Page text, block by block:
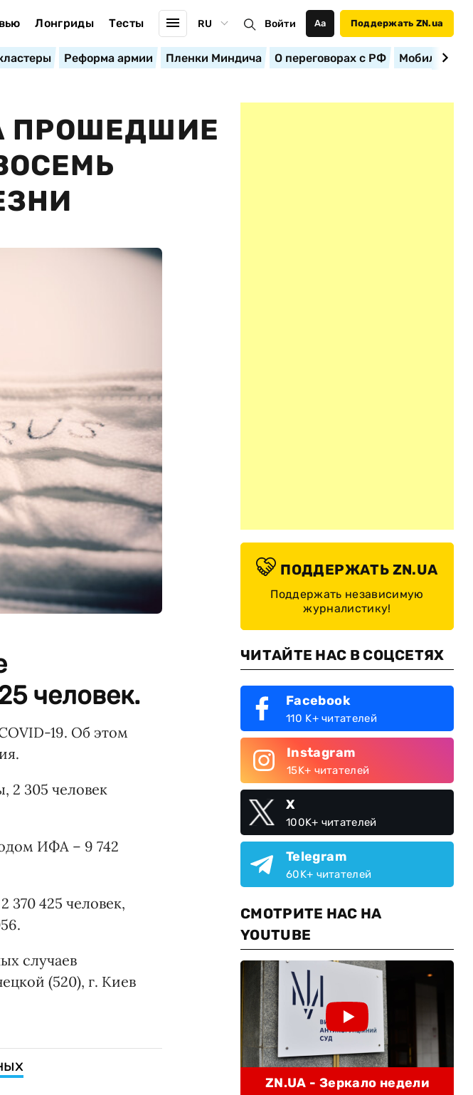
Лонгриды Тесты RU Войти Аа Поддержать ZN.ua
Реформа армии Пленки Миндича О переговорах с РФ
ПРОШЕДШИЕ
человек.
19. Об этом
2 305 человек
ИФА – 9 742
370 425 человек,
случаев
(520), г. Киев
ПОДДЕРЖАТЬ ZN.UA
Поддержать независимую
журналистику!
ЧИТАЙТЕ НАС В СОЦСЕТЯХ
Facebook
110 K+ читателей
Instagram
15K+ читателей
X
100K+ читателей
Telegram
60K+ читателей
СМОТРИТЕ НАС НА
YOUTUBE
ZN.UA - Зеркало недели